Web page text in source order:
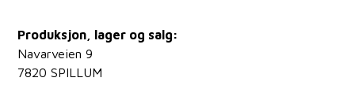
Produksjon, lager og salg:
Navarveien 9
7820 SPILLUM